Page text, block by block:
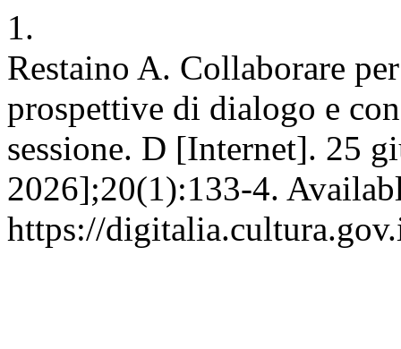
1.
Restaino A. Collaborare
prospettive di dialogo e
sessione. D [Internet]. 25
2026];20(1):133-4.
https://